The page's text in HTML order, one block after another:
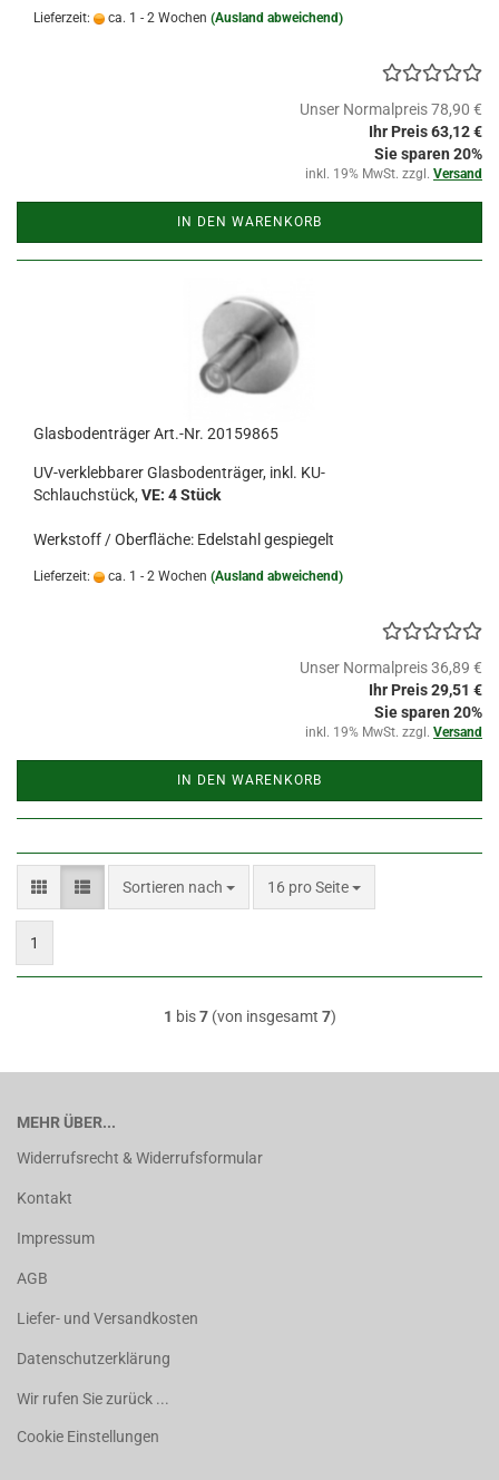
Lieferzeit: ca. 1 - 2 Wochen (Ausland abweichend)
Unser Normalpreis 78,90 €
Ihr Preis 63,12 €
Sie sparen 20%
inkl. 19% MwSt. zzgl. Versand
IN DEN WARENKORB
Glasbodenträger Art.-Nr. 20159865
UV-verklebbarer Glasbodenträger, inkl. KU-
Schlauchstück, VE: 4 Stück
Werkstoff / Oberfläche: Edelstahl gespiegelt
Lieferzeit: ca. 1 - 2 Wochen (Ausland abweichend)
Unser Normalpreis 36,89 €
Ihr Preis 29,51 €
Sie sparen 20%
inkl. 19% MwSt. zzgl. Versand
IN DEN WARENKORB
Sortieren nach
Sortieren nach 16 pro Seite
pro Seite
1
1 bis7(von insgesamt 7)
MEHR ÜBER...
Widerrufsrecht & Widerrufsformular
Kontakt
Impressum
AGB
Liefer- und Versandkosten
Datenschutzerklärung
Wir rufen Sie zurück ...
Cookie Einstellungen